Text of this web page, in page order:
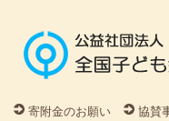
寄附金のお願い 協賛